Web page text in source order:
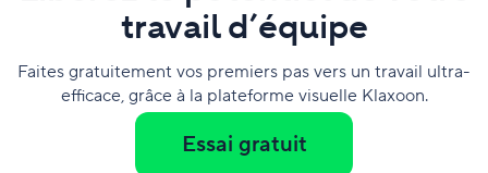
travail d’équipe
Faites gratuitement vos premiers pas vers un travail ultra-
efficace, grâce à la plateforme visuelle Klaxoon.
Essai gratuit